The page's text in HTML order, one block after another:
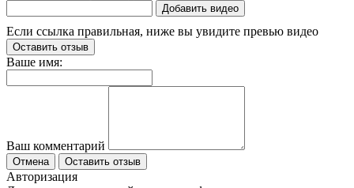
Добавить видео
Если ссылка правильная, ниже вы увидите превью видео
Оставить отзыв
Ваше имя:
Ваш комментарий
Отмена Оставить отзыв
Авторизация